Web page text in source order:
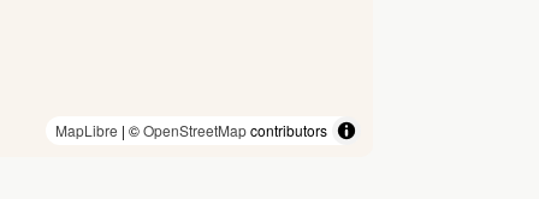
MapLibre | ©OpenStreetMapcontributors